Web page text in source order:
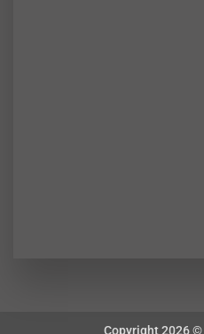
Copyright 2026 ©